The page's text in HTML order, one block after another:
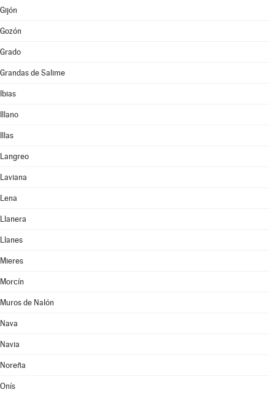
Gijón
Gozón
Grado
Grandas de Salime
Ibias
Illano
Illas
Langreo
Laviana
Lena
Llanera
Llanes
Mieres
Morcín
Muros de Nalón
Nava
Navia
Noreña
Onís